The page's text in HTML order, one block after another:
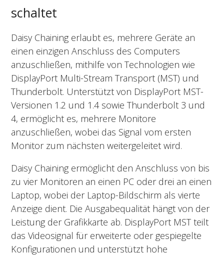
schaltet
Daisy Chaining erlaubt es, mehrere Geräte an
einen einzigen Anschluss des Computers
anzuschließen, mithilfe von Technologien wie
DisplayPort Multi-Stream Transport (MST) und
Thunderbolt. Unterstützt von DisplayPort MST-
Versionen 1.2 und 1.4 sowie Thunderbolt 3 und
4, ermöglicht es, mehrere Monitore
anzuschließen, wobei das Signal vom ersten
Monitor zum nächsten weitergeleitet wird.
Daisy Chaining ermöglicht den Anschluss von bis
zu vier Monitoren an einen PC oder drei an einen
Laptop, wobei der Laptop-Bildschirm als vierte
Anzeige dient. Die Ausgabequalität hängt von der
Leistung der Grafikkarte ab. DisplayPort MST teilt
das Videosignal für erweiterte oder gespiegelte
Konfigurationen und unterstützt hohe